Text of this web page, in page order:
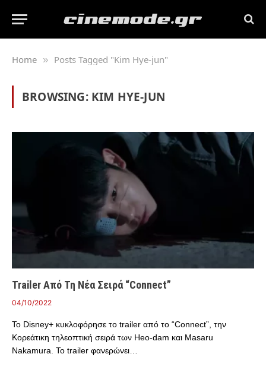
Home » Posts Tagged "Kim Hye-jun"
BROWSING: KIM HYE-JUN
Trailer Από Τη Νέα Σειρά “Connect”
04/10/2022
Το Disney+ κυκλοφόρησε το trailer από το “Connect”, την
Κορεάτικη τηλεοπτική σειρά των Heo-dam και Masaru
Nakamura. Το trailer φανερώνει…